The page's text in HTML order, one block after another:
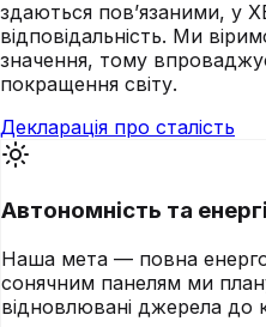
здаються пов’язаними, у
відповідальність. Ми
значення, тому
покращення світу.
Декларація про сталість
Автономність та
Наша мета — повна
сонячним панелям ми
відновлювані джерела до